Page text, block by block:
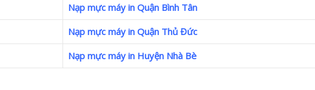
Nạp mực máy in Quận Bình Tân
Nạp mực máy in Quận Thủ Đức
Nạp mực máy in Huyện Nhà Bè